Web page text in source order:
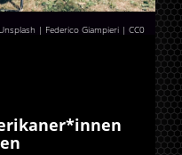
Unsplash | Federico Giampieri |CC0